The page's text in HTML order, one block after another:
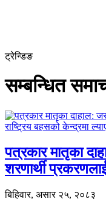
ट्रेन्डिङ
सम्बन्धित
पत्रकार मातृका
शरणार्थी
बिहिवार, असार २५, २०८३